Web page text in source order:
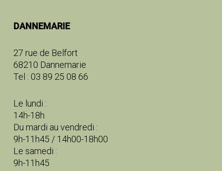
DANNEMARIE
27 rue de Belfort
68210 Dannemarie
Tel : 03 89 25 08 66
Le lundi :
14h-18h
Du mardi au vendredi :
9h-11h45 / 14h00-18h00
Le samedi :
9h-11h45